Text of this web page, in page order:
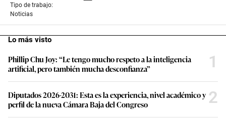
Tipo de trabajo:
Noticias
Lo más visto
Phillip Chu Joy: “Le tengo mucho respeto a la inteligencia
artificial, pero también mucha desconfianza”
1
Diputados 2026-2031: Esta es la experiencia, nivel académico y
perfil de la nueva Cámara Baja del Congreso
2